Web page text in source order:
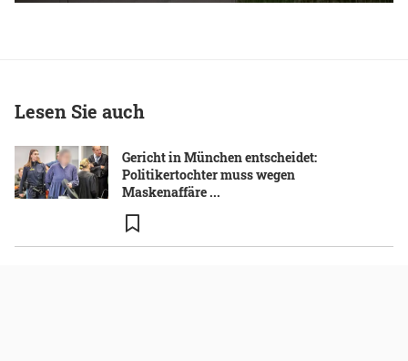
Lesen Sie auch
Gericht in München entscheidet:
Politikertochter muss wegen
Maskenaffäre ...